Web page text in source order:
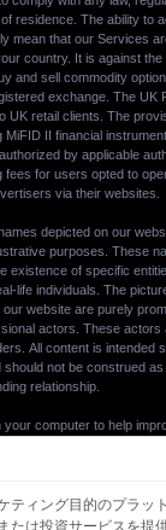
to use
ティング目的のプラッ
たは投資サービスを提